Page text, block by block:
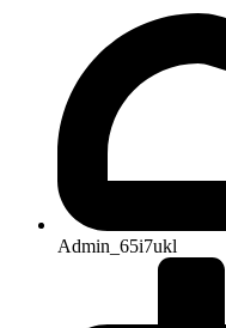
Admin_65i7ukl